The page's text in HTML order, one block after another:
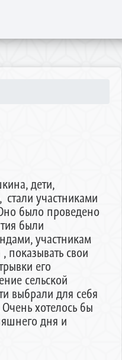
дети,
участниками
было проведено
были
участникам
показывать свои
его
сельской
выбрали для себя
хотелось бы
дня и